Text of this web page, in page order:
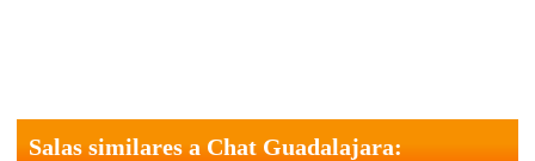
Salas similares a Chat Guadalajara: